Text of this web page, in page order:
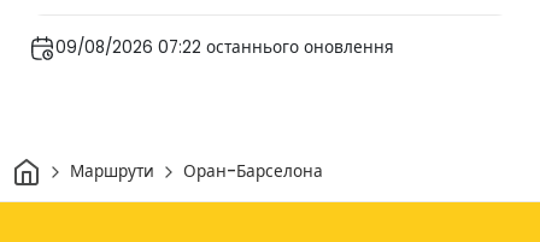
09/08/2026 07:22 останнього оновлення
Дім Маршрути Оран-Барселона